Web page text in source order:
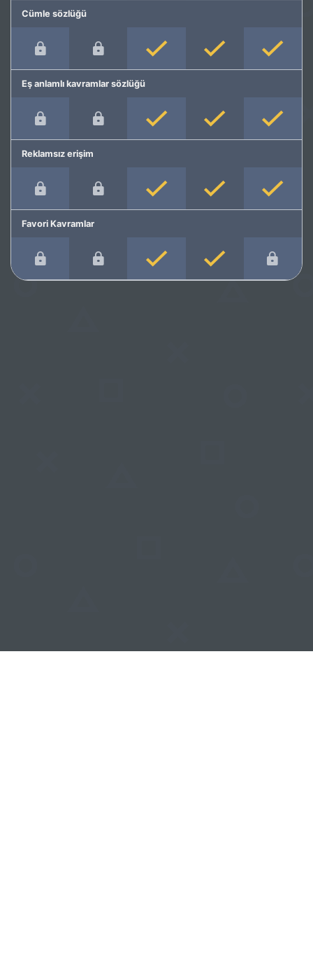
Cümle sözlüğü
Eş anlamlı kavramlar sözlüğü
Reklamsız erişim
Favori Kavramlar